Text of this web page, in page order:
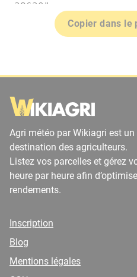
Copier dans le
Agri météo par Wikiagri est
destination des agriculteurs.
Listez vos parcelles et gérez
heure par heure afin
rendements.
Inscription
Blog
Mentions légales